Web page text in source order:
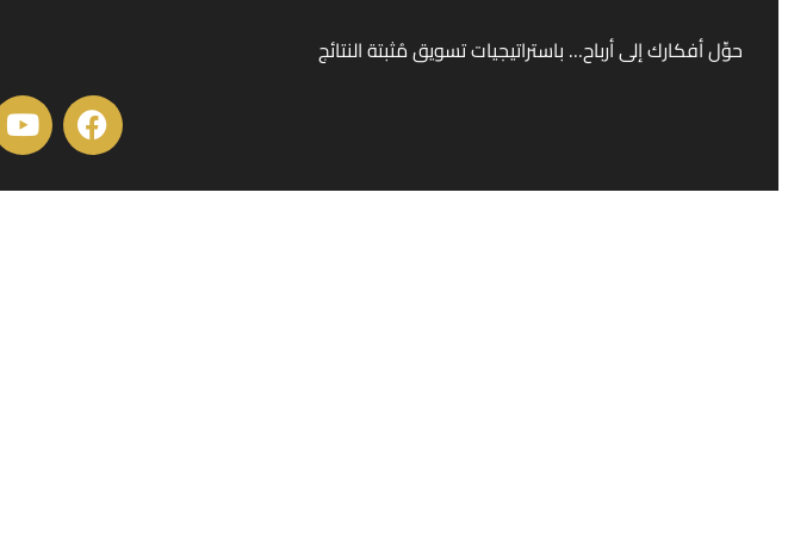
حوِّل أفكارك إلى أرباح… باستراتيجيات تسويق مُثبتة النتائج